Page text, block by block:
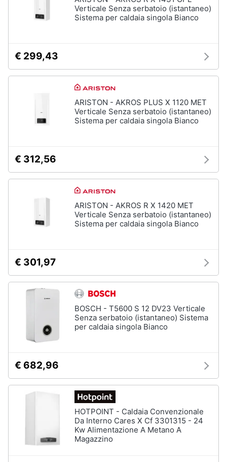
Verticale Senza serbatoio (istantaneo)
Sistema per caldaia singola Bianco
€ 299,43
ARISTON - AKROS PLUS X 1120 MET
Verticale Senza serbatoio (istantaneo)
Sistema per caldaia singola Bianco
€ 312,56
ARISTON - AKROS R X 1420 MET
Verticale Senza serbatoio (istantaneo)
Sistema per caldaia singola Bianco
€ 301,97
BOSCH - T5600 S 12 DV23 Verticale
Senza serbatoio (istantaneo) Sistema
per caldaia singola Bianco
€ 682,96
HOTPOINT - Caldaia Convenzionale
Da Interno Cares X Cf 3301315 - 24
Kw Alimentazione A Metano A
Magazzino